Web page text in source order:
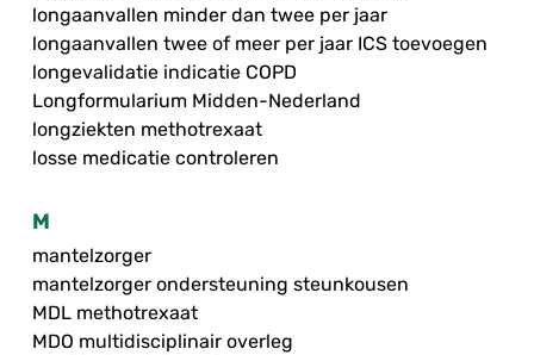
longaanvallen minder dan twee per jaar
longaanvallen twee of meer per jaar ICS toevoegen
longevalidatie indicatie COPD
Longformularium Midden-Nederland
longziekten methotrexaat
losse medicatie controleren
M
mantelzorger
mantelzorger ondersteuning steunkousen
MDL methotrexaat
MDO multidisciplinair overleg